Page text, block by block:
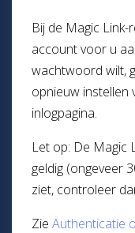
Bij de Magic
account voor u
wachtwoord wilt,
opnieuw instellen
inlogpagina.
Let op: De Magic
geldig (ongeveer
ziet, controleer
Zie Authenticatie